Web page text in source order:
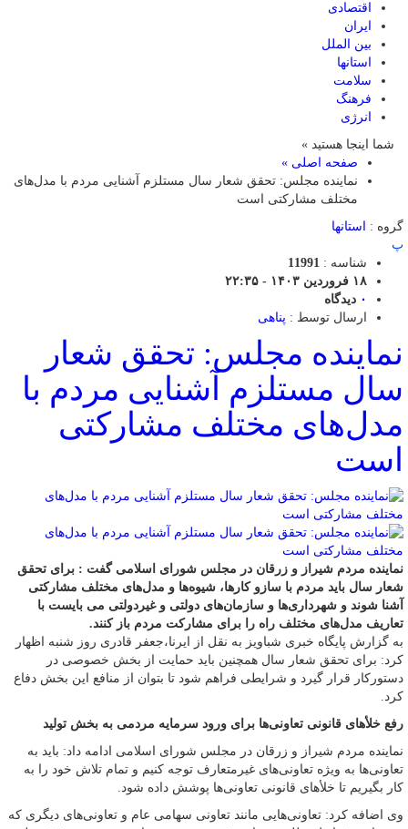
اقتصادی
ایران
بین الملل
استانها
سلامت
فرهنگ
انرژی
شما اینجا هستید »
صفحه اصلی »
نماینده مجلس: تحقق شعار سال مستلزم آشنایی مردم با مدل‌های
مختلف مشارکتی است
گروه :
استانها
پ
شناسه : 11991
۱۸ فروردین ۱۴۰۳ - ۲۲:۳۵
۰ دیدگاه
ارسال توسط : پناهی
نماینده مجلس: تحقق شعار
سال مستلزم آشنایی مردم با
مدل‌های مختلف مشارکتی
است
نماینده مردم شیراز و زرقان در مجلس شورای اسلامی گفت : برای تحقق
شعار سال باید مردم با سازو کارها، شیوه‌ها و مدل‌های مختلف مشارکتی
آشنا شوند و شهرداری‌ها و سازمان‌های دولتی و غیردولتی می بایست با
تعاریف مدل‌های مختلف راه را برای مشارکت مردم باز کنند.
به گزارش پایگاه خبری شباویز به نقل از ایرنا،جعفر قادری روز شنبه اظهار
کرد: برای تحقق شعار سال همچنین باید حمایت از بخش خصوصی در
دستورکار قرار گیرد و شرایطی فراهم شود تا بتوان از منافع این بخش دفاع
کرد.
رفع خلأ‌های قانونی تعاونی‌ها برای ورود سرمایه مردمی به بخش تولید
نماینده مردم شیراز و زرقان در مجلس شورای اسلامی ادامه داد: باید به
تعاونی‌ها به ویژه تعاونی‌های غیرمتعارف توجه کنیم و تمام تلاش خود را به
کار بگیریم تا خلأ‌های قانونی تعاونی‌ها پوشش داده شود.
وی اضافه کرد: تعاونی‌هایی مانند تعاونی سهامی عام و تعاونی‌های دیگری که